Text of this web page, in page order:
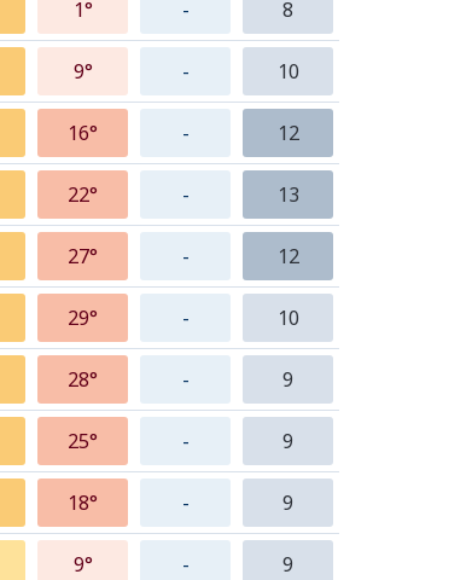
1° - 8
9° - 10
16° - 12
22° - 13
27° - 12
29° - 10
28° - 9
25° - 9
18° - 9
9° - 9